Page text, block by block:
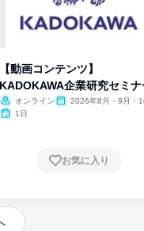
【動画コンテンツ】
KADOKAWA企業研究セミナ
オンライン
2026年8月・9月・
1日
お気に入り